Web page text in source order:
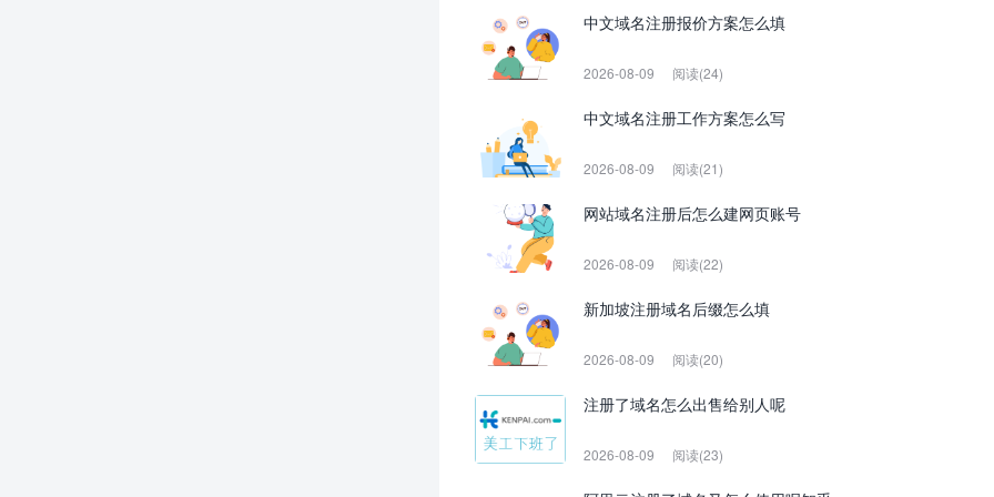
中文域名注册报价方案怎么填
2026-08-09 阅读(24)
中文域名注册工作方案怎么写
2026-08-09 阅读(21)
网站域名注册后怎么建网页账号
2026-08-09 阅读(22)
新加坡注册域名后缀怎么填
2026-08-09 阅读(20)
注册了域名怎么出售给别人呢
2026-08-09 阅读(23)